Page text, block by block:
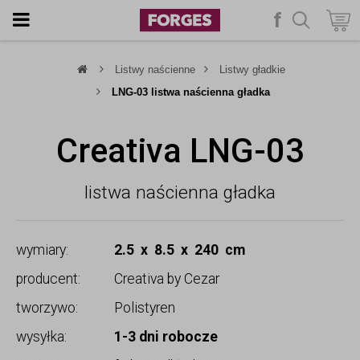
f szukaj
Listwy naścienne
Listwy gładkie
LNG-03 listwa naścienna gładka
listwa naścienna gładka
Creativa LNG-03
wymiary:
2.5 x 8.5 x 240 cm
producent:
Creativa by Cezar
tworzywo:
Polistyren
wysyłka:
1-3 dni robocze